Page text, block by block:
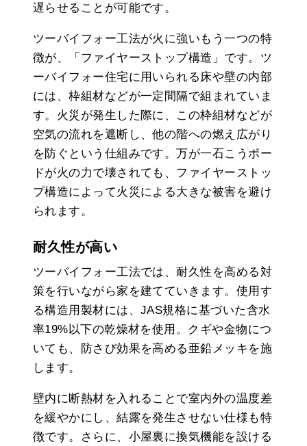
遅らせることが可能です。
ツーバイフォー工法が火に強いもう一つの特
徴が、「ファイヤーストップ構造」です。ツ
ーバイフォー住宅に用いられる床や壁の内部
には、枠組材などが一定間隔で組まれていま
す。火災が発生した際に、この枠組材などが
空気の流れを遮断し、他の階への燃え広がり
を防ぐという仕組みです。万が一石こうボー
ドが火の力で壊されても、ファイヤーストッ
プ構造によって火災による大きな被害を避け
られます。
耐久性が高い
ツーバイフォー工法では、耐久性を高める対
策を行いながら家を建てていきます。使用す
る構造用製材には、JAS規格に基づいた含水
率19%以下の乾燥材を使用。クギや金物につ
いても、防さび効果を高める亜鉛メッキを施
します。
壁内に断熱材を入れることで室内外の温度差
を緩やかにし、結露を発生させない仕様も特
徴です。さらに、小屋裏に換気機能を設ける